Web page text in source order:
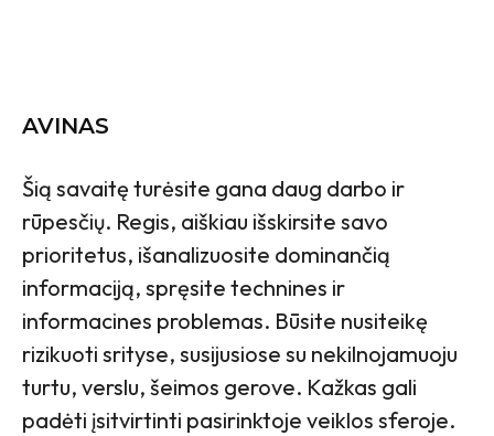
AVINAS
Šią savaitę turėsite gana daug darbo ir
rūpesčių. Regis, aiškiau išskirsite savo
prioritetus, išanalizuosite dominančią
informaciją, spręsite technines ir
informacines problemas. Būsite nusiteikę
rizikuoti srityse, susijusiose su nekilnojamuoju
turtu, verslu, šeimos gerove. Kažkas gali
padėti įsitvirtinti pasirinktoje veiklos sferoje.